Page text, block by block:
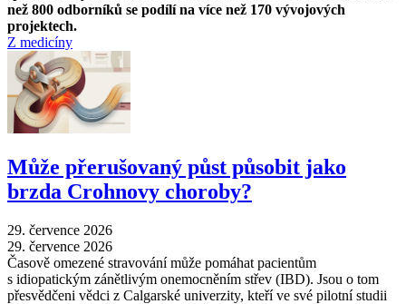
než 800 odborníků se podílí na více než 170 vývojových
projektech.
Z medicíny
Může přerušovaný půst působit jako
brzda Crohnovy choroby?
29. července 2026
29. července 2026
Časově omezené stravování může pomáhat pacientům
s idiopatickým zánětlivým onemocněním střev (IBD). Jsou o tom
přesvědčeni vědci z Calgarské univerzity, kteří ve své pilotní studii